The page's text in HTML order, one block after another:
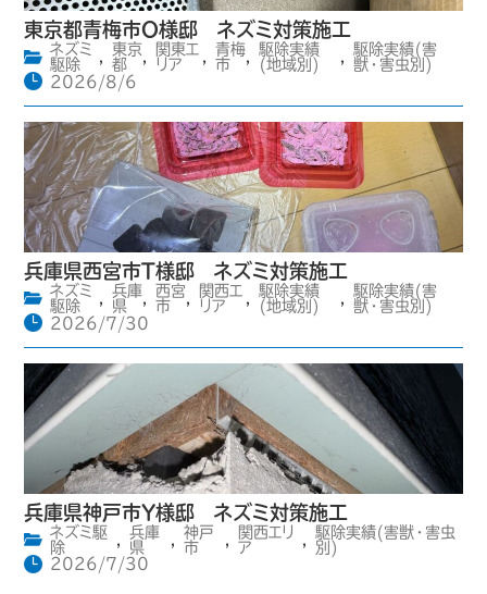
東京都青梅市O様邸 ネズミ対策施工
ネズミ
駆除
,
東京
都
,
関東エ
リア
,
青梅
市
,
駆除実績
(地域別)
,
駆除実績(害
獣・害虫別)
2026/8/6
兵庫県西宮市T様邸 ネズミ対策施工
ネズミ
駆除
,
兵庫
県
,
西宮
市
,
関西エ
リア
,
駆除実績
(地域別)
,
駆除実績(害
獣・害虫別)
2026/7/30
兵庫県神戸市Y様邸 ネズミ対策施工
ネズミ駆
除
,
兵庫
県
,
神戸
市
,
関西エリ
ア
,
駆除実績(害獣・害虫
別)
2026/7/30